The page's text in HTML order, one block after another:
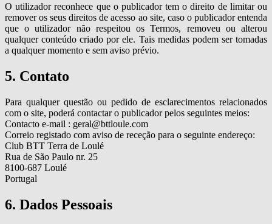
O utilizador reconhece que o publicador tem o direito de limitar ou
remover os seus direitos de acesso ao site, caso o publicador entenda
que o utilizador não respeitou os Termos, removeu ou alterou
qualquer conteúdo criado por ele. Tais medidas podem ser tomadas
a qualquer momento e sem aviso prévio.
5. Contato
Para qualquer questão ou pedido de esclarecimentos relacionados
com o site, poderá contactar o publicador pelos seguintes meios:
Contacto e-mail : geral@bttloule.com
Correio registado com aviso de receção para o seguinte endereço:
Club BTT Terra de Loulé
Rua de São Paulo nr. 25
8100-687 Loulé
Portugal
6. Dados Pessoais